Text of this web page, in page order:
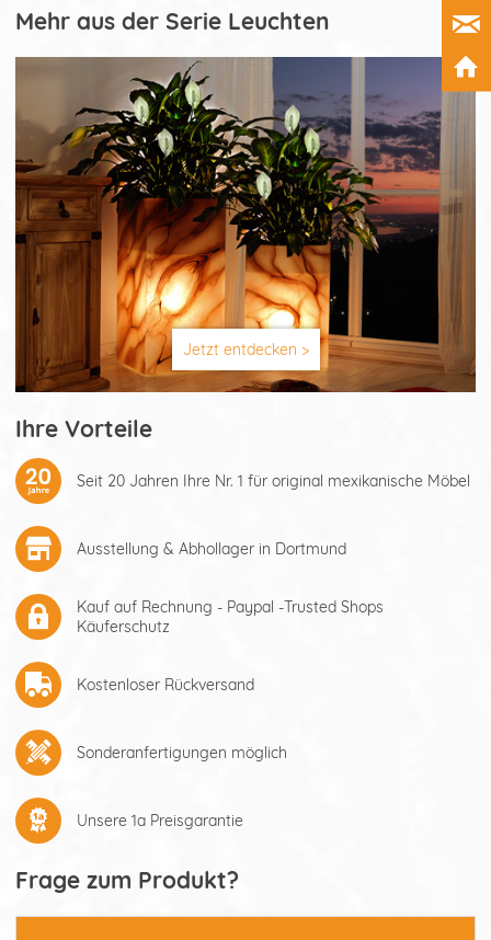
Mehr aus der Serie Leuchten
Jetzt entdecken >
Ihre Vorteile
Seit 20 Jahren Ihre Nr. 1 für original mexikanische Möbel
Ausstellung & Abhollager in Dortmund
Kauf auf Rechnung - Paypal -Trusted Shops
Käuferschutz
Kostenloser Rückversand
Sonderanfertigungen möglich
Unsere 1a Preisgarantie
Frage zum Produkt?